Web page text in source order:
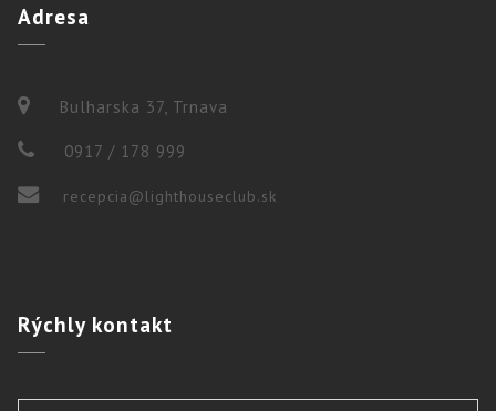
Adresa
Bulharska 37, Trnava
0917 / 178 999
recepcia@lighthouseclub.sk
Rýchlykontakt